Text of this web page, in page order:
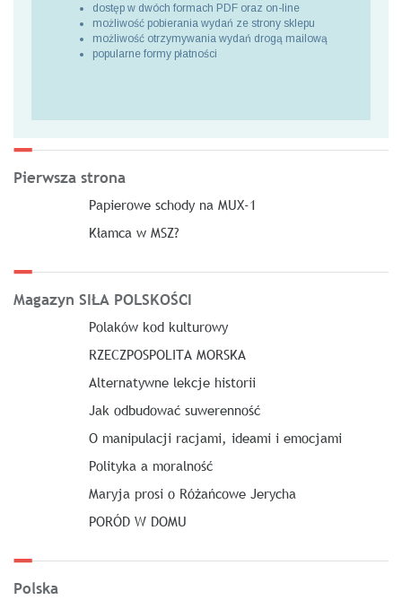
dostęp w dwóch formach PDF oraz on-line
możliwość pobierania wydań ze strony sklepu
możliwość otrzymywania wydań drogą mailową
popularne formy płatności
Pierwsza strona
Papierowe schody na MUX-1
Kłamca w MSZ?
Magazyn SIŁA POLSKOŚCI
Polaków kod kulturowy
RZECZPOSPOLITA MORSKA
Alternatywne lekcje historii
Jak odbudować suwerenność
O manipulacji racjami, ideami i emocjami
Polityka a moralność
Maryja prosi o Różańcowe Jerycha
PORÓD W DOMU
Polska